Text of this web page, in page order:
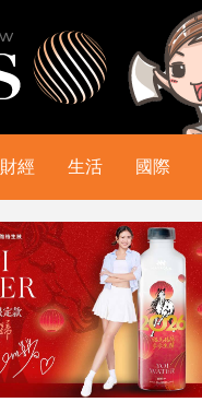
財經 生活 國際